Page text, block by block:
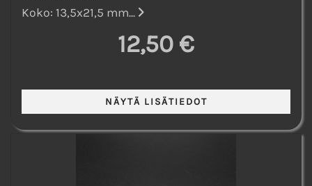
Koko: 13,5x21,5 mm...
12,50 €